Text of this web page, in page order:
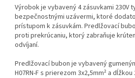
Výrobok je vybavený 4 zásuvkami 230V
bezpečnostnými uzávermi, ktoré
prístupom k zásuvkám. Predlžovací
proti prekrúcaniu, ktorý zabraňuje
odvíjaní.
Predlžovací bubon je vybavený
H07RN-F s prierezom 3x2,5mm² a